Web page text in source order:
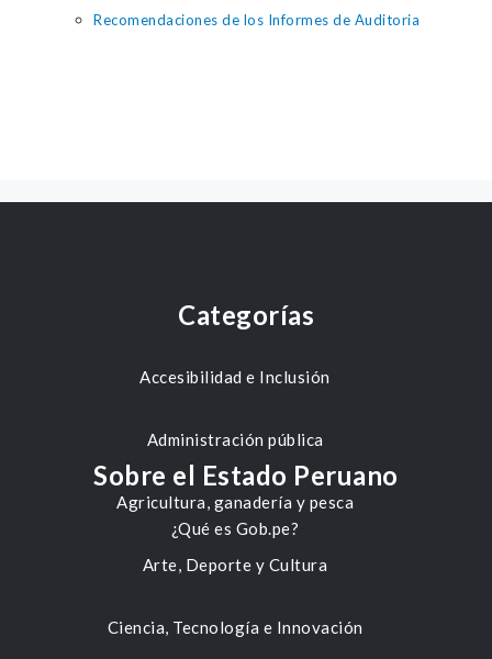
Recomendaciones de los Informes de Auditoria
Categorías
Accesibilidad e Inclusión
Administración pública
Agricultura, ganadería y pesca
Arte, Deporte y Cultura
Ciencia, Tecnología e Innovación
Sobre el Estado Peruano
¿Qué es Gob.pe?